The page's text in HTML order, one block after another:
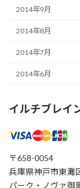
2014年9月
2014年8月
2014年7月
2014年6月
イルチブレイ
〒658-0054
兵庫県神戸市東灘
パーク・ノヴァ御